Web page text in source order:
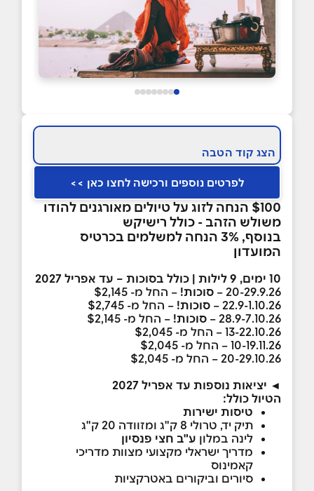
הצג קוד הטבה
לפרטים נוספים ורכישה לחצו כאן >>
$100 הנחה לזוג על טיולים מאורגנים להודו
משולש הזהב - כולל רישיקש
בנוסף, 3% הנחה למשלמים בכרטיס
המועדון
10 ימים, 9 לילות | כולל בסוכות – עד אפריל 2027
20-29.9.26 –
סוכות! – החל מ- $2,145
22.9-1.10.26 –
סוכות! – החל מ- $2,745
28.9-7.10.26 –
סוכות! – החל מ- $2,145
13-22.10.26 – החל מ- $2,045
10-19.11.26 – החל מ- $2,045
20-29.10.26 – החל מ- $2,045
◄ יציאות נוספות עד אפריל 2027
הטיול כולל:
טיסות ישירות
תיק יד, טרולי 8 ק"ג ומזוודה 20 ק"ג
לינה במלון ע"ב חצי פנסיון
מדריך ישראלי מקצועי מצוות מדריכי
קאמינוס
סיורים וביקורים באטרקציות